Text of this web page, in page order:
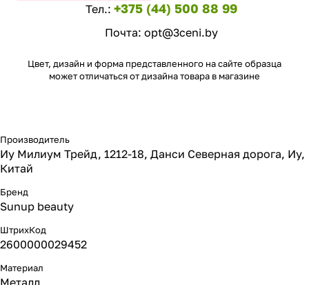
Тел.: +375 (44) 500 88 99
Почта: opt@3ceni.by
Цвет, дизайн и форма представленного на сайте образца
может отличаться от дизайна товара в магазине
Производитель
Иу Милиум Трейд, 1212-18, Данси Северная дорога, Иу,
Китай
Бренд
Sunup beauty
ШтрихКод
2600000029452
Материал
Металл